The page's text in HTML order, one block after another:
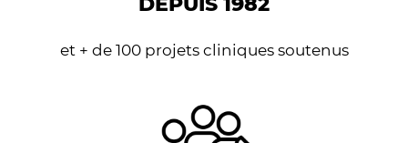
et + de 100 projets cliniques soutenus